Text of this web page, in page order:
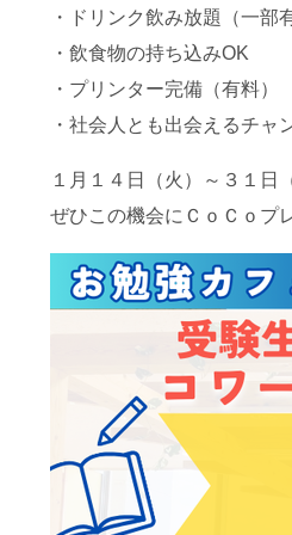
・ドリンク飲み放題（一部
・飲食物の持ち込みOK
・プリンター完備（有料）
・社会人とも出会えるチャ
１月１４日（火）～３１日
ぜひこの機会にＣｏＣｏプ